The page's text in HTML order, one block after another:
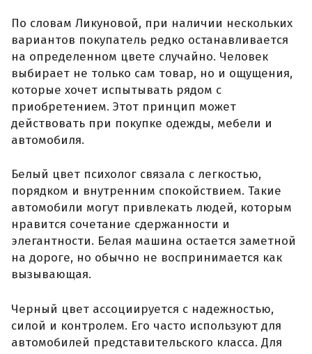
По словам Ликуновой, при наличии нескольких
вариантов покупатель редко останавливается
на определенном цвете случайно. Человек
выбирает не только сам товар, но и ощущения,
которые хочет испытывать рядом с
приобретением. Этот принцип может
действовать при покупке одежды, мебели и
автомобиля.
Белый цвет психолог связала с легкостью,
порядком и внутренним спокойствием. Такие
автомобили могут привлекать людей, которым
нравится сочетание сдержанности и
элегантности. Белая машина остается заметной
на дороге, но обычно не воспринимается как
вызывающая.
Черный цвет ассоциируется с надежностью,
силой и контролем. Его часто используют для
автомобилей представительского класса. Для